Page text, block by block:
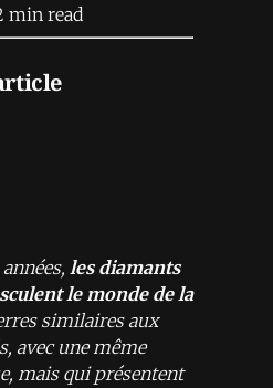
min read
les diamants
le monde de la
similaires aux
avec une même
mais qui présentent